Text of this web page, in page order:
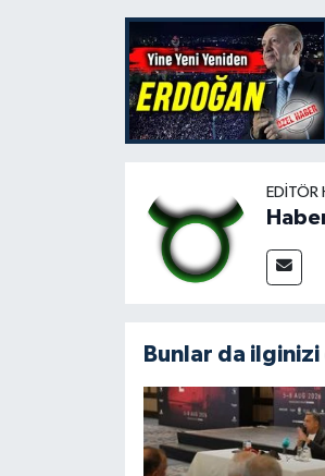
EDITÖR
Bunlar da